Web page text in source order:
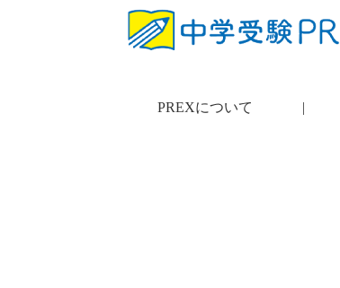
PREXについて |